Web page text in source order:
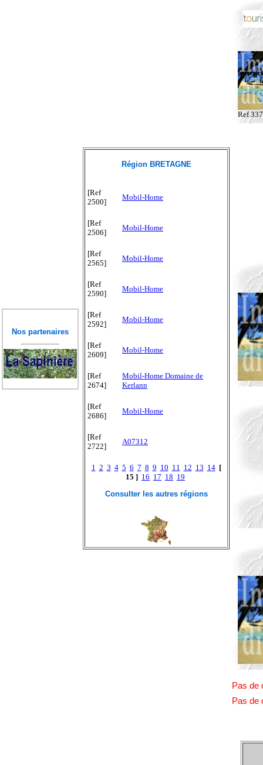
Nos partenaires
Région BRETAGNE
[Ref
2500]
Mobil-Home
[Ref
2506]
Mobil-Home
[Ref
2565]
Mobil-Home
[Ref
2590]
Mobil-Home
[Ref
2592]
Mobil-Home
[Ref
2609]
Mobil-Home
[Ref
2674]
Mobil-Home Domaine de
Kerlann
[Ref
2686]
Mobil-Home
[Ref
2722]
A07312
1 2 3 4 5 6 7 8 9 10 11 12 13 14 [
15 ] 16 17 18 19
Consulter les autres régions
Ref
Pas de
Pas de